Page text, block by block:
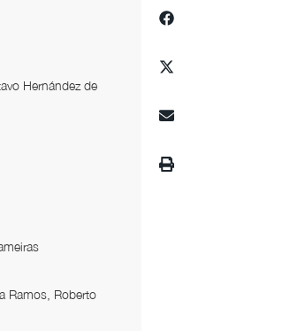
Hernández de
Ramos, Roberto